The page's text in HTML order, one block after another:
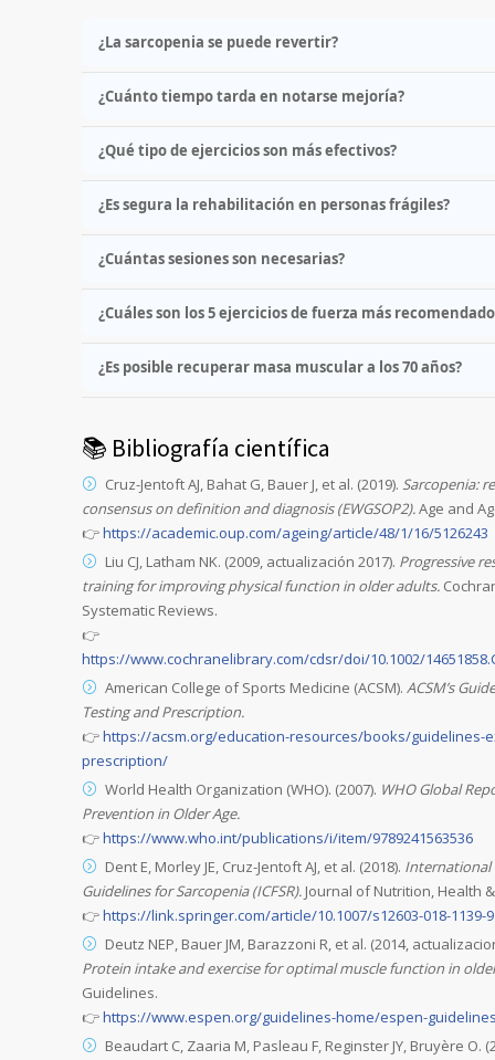
¿La sarcopenia se puede revertir?
¿Cuánto tiempo tarda en notarse mejoría?
¿Qué tipo de ejercicios son más efectivos?
¿Es segura la rehabilitación en personas frágiles?
¿Cuántas sesiones son necesarias?
¿Cuáles son los 5 ejercicios de fuerza más
¿Es posible recuperar masa muscular a los 70 años?
📚 Bibliografía científica
Cruz-Jentoft AJ, Bahat G, Bauer J, et al. (2019). Sarcopenia:
consensus on definition and diagnosis (EWGSOP2).Age and
👉https://academic.oup.com/ageing/article/48/1/16/5126243
Liu CJ, Latham NK. (2009, actualización 2017). Progressive
training for improving physical function in older adults.
Systematic Reviews.
👉
https://www.cochranelibrary.com/cdsr/doi/10.1002/
American College of Sports Medicine (ACSM). ACSM’s
Testing and Prescription.
👉https://acsm.org/education-resources/books/guidelines-
prescription/
World Health Organization (WHO). (2007). WHO Global
Prevention in Older Age.
👉https://www.who.int/publications/i/item/9789241563536
Dent E, Morley JE, Cruz-Jentoft AJ, et al. (2018). International
Guidelines for Sarcopenia (ICFSR). Journal of Nutrition, Health
👉https://link.springer.com/article/10.1007/s12603-018-1139-9
Deutz NEP, Bauer JM, Barazzoni R, et al. (2014,
Protein intake and exercise for optimal muscle function in
Guidelines.
👉https://www.espen.org/guidelines-home/espen-
Beaudart C, Zaaria M, Pasleau F, Reginster JY, Bruyère O.